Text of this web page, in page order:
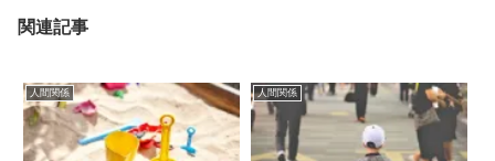
関連記事
人間関係 人間関係